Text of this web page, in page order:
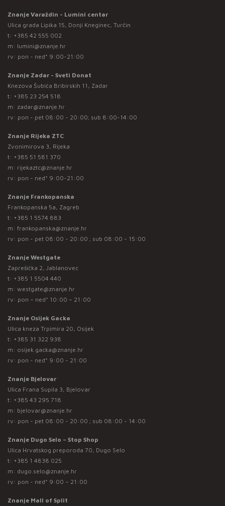
Znanje Varaždin - Lumini centar
Ulica grada Lipika 15, Donji Kneginec, Turčin
t: +385 42 555 002
m: lumini@znanje.hr
rv: pon - ned* 9:00-21:00
Znanje Zadar - Sveti Donat
Knezova Šubića Bribirskih 11, Zadar
t: +385 23 254 518
m: zadar@znanje.hr
rv: pon - pet 08:00 - 20:00; sub 8:00-14:00
Znanje Rijeka ZTC
Zvonimirova 3, Rijeka
t: +385 51 581 370
m: rijekaztc@znanje.hr
rv: pon - ned* 9:00-21:00
Znanje Frankopanska
Frankopanska 5a, Zagreb
t: +385 1 5574 883
m: frankopanska@znanje.hr
rv: pon - pet 08:00 - 20:00 ; sub 08:00 - 15:00
Znanje Westgate
Zaprešićka 2, Jablanovec
t: +385 1 5504 440
m: westgate@znanje.hr
rv: pon – ned* 10:00 – 21:00
Znanje Osijek Gacka
Ulica kneza Trpimira 20, Osijek
t: +385 31 322 938
m: osijek.gacka@znanje.hr
rv: pon - ned* 9:00 - 21:00
Znanje Bjelovar
Ulica Frana Supila 3, Bjelovar
t: +385 43 295 718
m: bjelovar@znanje.hr
rv: pon - pet 08:00 - 20:00 ; sub 08:00 - 14:00
Znanje Dugo Selo – Stop Shop
Ulica Hrvatskog preporoda 70, Dugo Selo
t: +385 1 4838 025
m: dugo.selo@znanje.hr
rv: pon - ned* 9:00 – 21:00
Znanje Mall of Split